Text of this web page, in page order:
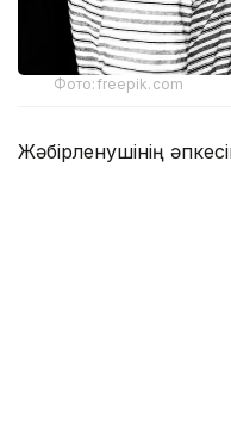
Фото:freepik.com
Жәбірленушінің